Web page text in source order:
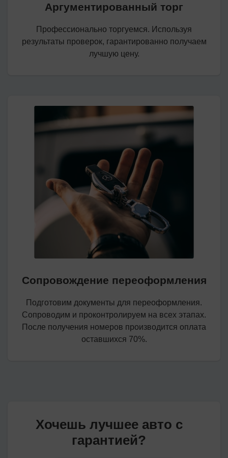
Аргументированный торг
Профессионально торгуемся. Используя
результаты проверок, гарантированно получаем
лучшую цену.
Сопровождение переоформления
Подготовим документы для переоформления.
Сопроводим и проконтролируем на всех этапах.
После получения номеров производится оплата
оставшихся 70%.
Хочешь лучшее авто с
гарантией?